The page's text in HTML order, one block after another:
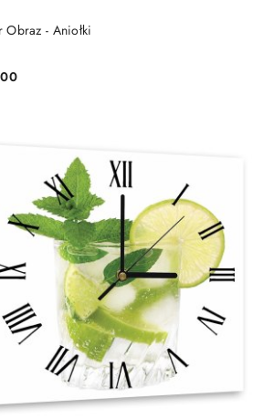
Zegar Obraz - AniołkiDO KOSZYKA